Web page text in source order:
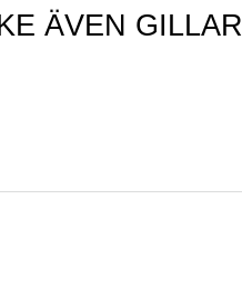
ÄVEN GILLAR